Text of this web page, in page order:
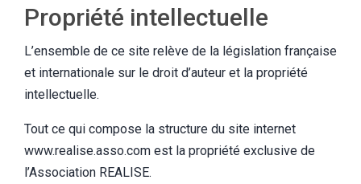
Propriété intellectuelle
L’ensemble de ce site relève de la législation française
et internationale sur le droit d’auteur et la propriété
intellectuelle.
Tout ce qui compose la structure du site internet
www.realise.asso.com est la propriété exclusive de
l’Association REALISE.